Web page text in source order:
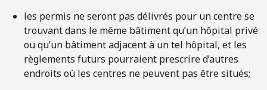
les permis ne seront pas délivrés pour un centre se
trouvant dans le même bâtiment qu’un hôpital privé
ou qu’un bâtiment adjacent à un tel hôpital, et les
règlements futurs pourraient prescrire d’autres
endroits où les centres ne peuvent pas être situés;